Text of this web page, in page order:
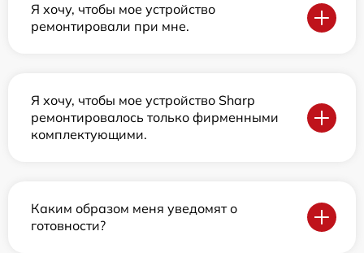
Я хочу, чтобы мое устройство
ремонтировали при мне.
Я хочу, чтобы мое устройство Sharp
ремонтировалось только фирменными
комплектующими.
Каким образом меня уведомят о
готовности?